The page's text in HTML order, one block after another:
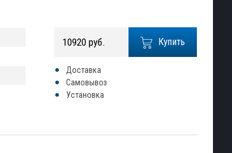
Купить
10920 руб.
Доставка
Самовывоз
Установка